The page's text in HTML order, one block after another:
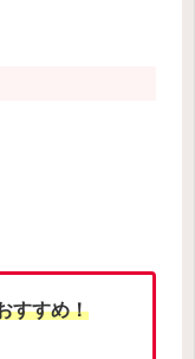
すすめ！